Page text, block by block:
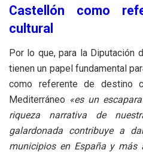
Castellón como
cultural
Por lo que, para la Diputación
tienen un papel fundamental
como referente de destino
Mediterráneo «es un
riqueza narrativa de
galardonada contribuye a
municipios en España y más